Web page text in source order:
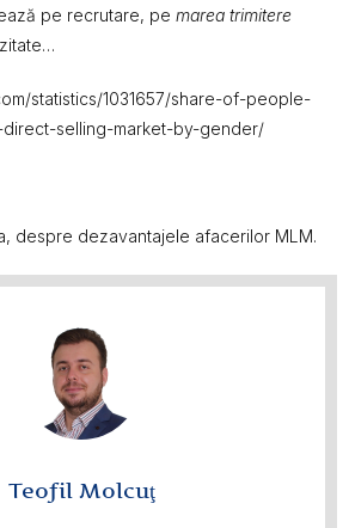
pe recrutare, pe marea trimitere
statistics/1031657/share-of-people-
selling-market-by-gender/
despre dezavantajele afacerilor MLM.
Teofil Molcuţ